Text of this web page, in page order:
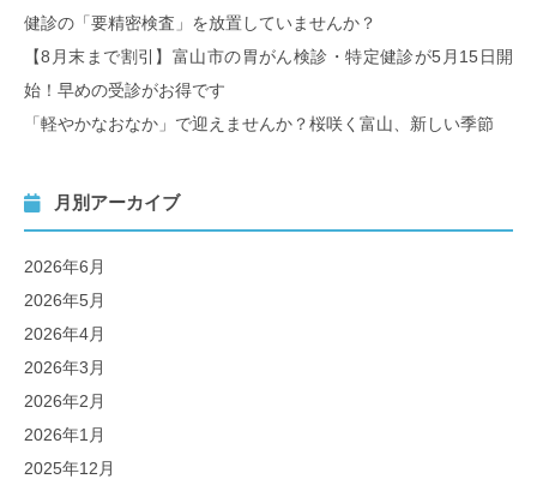
健診の「要精密検査」を放置していませんか？
【8月末まで割引】富山市の胃がん検診・特定健診が5月15日開
始！早めの受診がお得です
「軽やかなおなか」で迎えませんか？桜咲く富山、新しい季節
月別アーカイブ
2026年6月
2026年5月
2026年4月
2026年3月
2026年2月
2026年1月
2025年12月